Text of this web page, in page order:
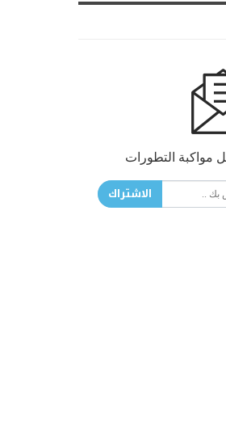
مواكبة التطورات
الاشتراك